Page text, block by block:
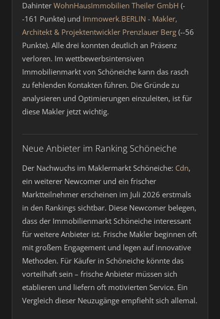
Dahinter WohnHausImmobilien Theiler GmbH (-
-161 Punkte) und Immowerk.BERLIN - Makler,
Architekt & Projektentwickler Prenzlauer Berg (--56
Punkte). Alle drei konnten deutlich an Präsenz
verloren. Im wettbewerbsintensiven
Immobilienmarkt von Schöneiche kann das rasch
zu fehlenden Kontakten führen. Die Gründe zu
analysieren und Optimierungen einzuleiten, ist für
diese Makler jetzt wichtig.
Neue Anbieter im Ranking Schöneiche
Der Nachwuchs im Maklermarkt Schöneiche: Cdn,
ein weiterer Newcomer und ein frischer
Marktteilnehmer erscheinen im Juli 2026 erstmals
in den Rankings sichtbar. Diese Newcomer belegen,
dass der Immobilienmarkt Schöneiche interessant
für weitere Anbieter ist. Frische Makler beginnen oft
mit großem Engagement und legen auf innovative
Methoden. Für Käufer in Schöneiche könnte das
vorteilhaft sein – frische Anbieter müssen sich
etablieren und liefern oft motivierten Service. Ein
Vergleich dieser Neuzugänge empfiehlt sich allemal.